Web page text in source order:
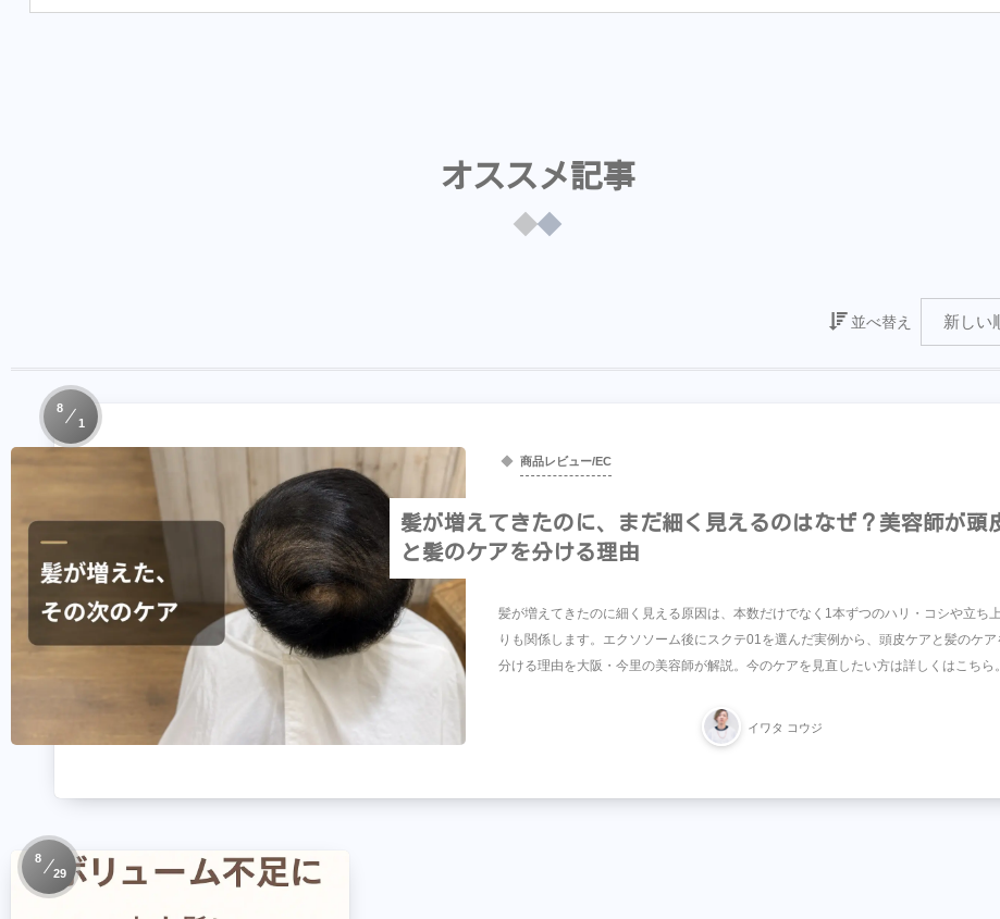
オススメ記事
並べ替え
商品レビュー/EC
髪が増えてきたのに、まだ細く見えるのはなぜ？美容師が頭
と髪のケアを分ける理由
髪が増えてきたのに細く見える原因は、本数だけでなく1本ずつのハリ・コシや立ち
りも関係します。エクソソーム後にスクテ01を選んだ実例から、頭皮ケアと髪のケア
分ける理由を大阪・今里の美容師が解説。今のケアを見直したい方は詳しくはこちら。
イワタ コウジ
8
1
8
29